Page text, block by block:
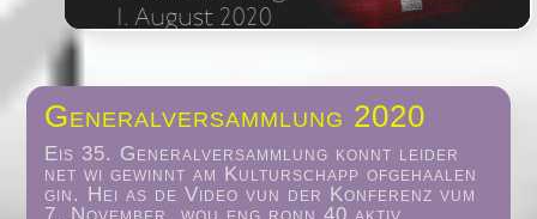
Generalversammlung 2020
Eis 35. Generalversammlung konnt leider
net wi gewinnt am Kulturschapp ofgehaalen
gin. Hei as de Video vun der Konferenz vum